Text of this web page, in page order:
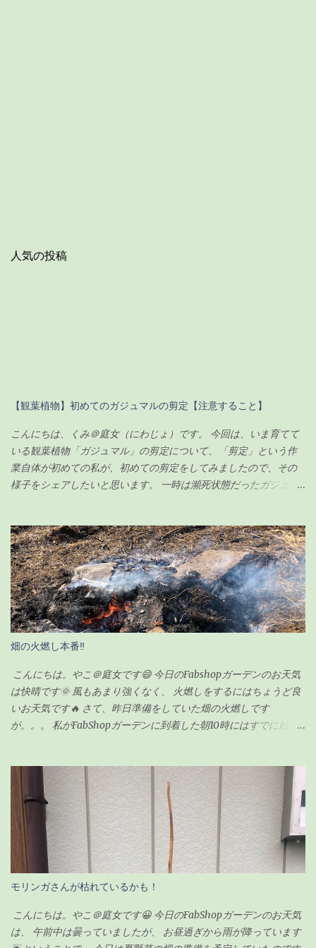
人気の投稿
【観葉植物】初めてのガジュマルの剪定【注意すること】
こんにちは、くみ＠庭女（にわじょ）です。 今回は、いま育てて
いる観葉植物「ガジュマル」の剪定について、「剪定」という作
業自体が初めての私が、初めての剪定をしてみましたので、その
様子をシェアしたいと思います。 一時は瀕死状態だったガジュマ
いました。 現在の様子がこちらです↓（2020年6月23日） ちなみ
に前回の記事の時（復活後）は、これくらいでした↓（2020年5月
17日） 見事に背が伸びて、葉っぱの数も増えました。 さすがに、
背が伸び過ぎてきたので「剪定」をすることにしました。 剪定を
するにあたり、ちょっと調べてみました。 ガジュマルの剪定のポ
イント 時期は5〜6月が良い 全体的に想定サイズよりも小さく剪定
する 切ったところは「癒合剤（ゆごうざい）」をつける 剪定後は
水分の蒸発量が減るので水やりは控えめにする ざっとこんな感じ
でした。 ガジュマルの剪定の時期 ガジュマルの剪定は種類が2つ
あるようです。 「 切り戻し 」 と言って、必要ない枝を切って形を
整えるものと、 「 丸坊主 」 と言って、枝を全部切り落として幹だ
けの状態にするものとがあり、今回のウチのガジュマルの場合
5〜6月が適している ようです。 6月って・・今じゃん！！って事
で、ちょうど良いタイミングでした。 ちなみに「丸坊主」の場合
は、回復するのに時間がかかるので、5月くらいにした方が良いみ
たいです。 癒合剤って何？必要なの？ 初めて聞く言葉だったので
調べてみました。 雑菌を防ぐ為の保護剤のようなもの 切り口から
水分や養分が流れないようにする為のもの 人間でいう「かさぶ
た」のような役割をする なるほど！これは必要だよね！って事
で、ホームセンターへ癒合剤とやらを買いに出かけました。
・・・が！癒合剤と言う商品名のものが見つからず、ググりまし
た。 「 カルスメイト 」 という商品名のものが見つかったので、手
にとって値段を確認。 意外とお...
畑の火燃し本番‼
こんにちは。やこ＠庭女です😄 今日のFabshopガーデンのお天気
は快晴です🌞 風もあまり強くなく、 火燃しをするにはちょうど良
いお天気です🔥 さて、昨日準備をしていた畑の火燃しです
が。。。 私がFabShopガーデンに到着した朝10時にはすでに始ま
す🙏 昨日集めた雑草や木の枝などはほとんど灰になっていました❗
私もまだ集めきれていなかった雑草をかき集めてきて、 火燃しに
参加しましたよ👍 お昼頃にはほとんどのものを燃やし終わり、 後
は自然に火が消えるのを待つだけです。 炎は見えませんが、 まだ
中のほうは火がくすぶっている状態です🔥 この後はたまに灰を広
げながら自然に鎮火するのを、 土お越しをしながら待ちます✋ 灰
に水をかけない理由としては、 この灰はじゃが芋を植えるとき
に、 切り口につけたり、 畑にまいて土に漉き込んで利用するため
です。 循環農業？というやつなのでしょうかね😁 それではまた👩
✋
モリンガさんが枯れているかも！
こんにちは。やこ＠庭女です😀 今日のFabShopガーデンのお天気
は、 午前中は曇っていましたが、 お昼過ぎから雨が降っています